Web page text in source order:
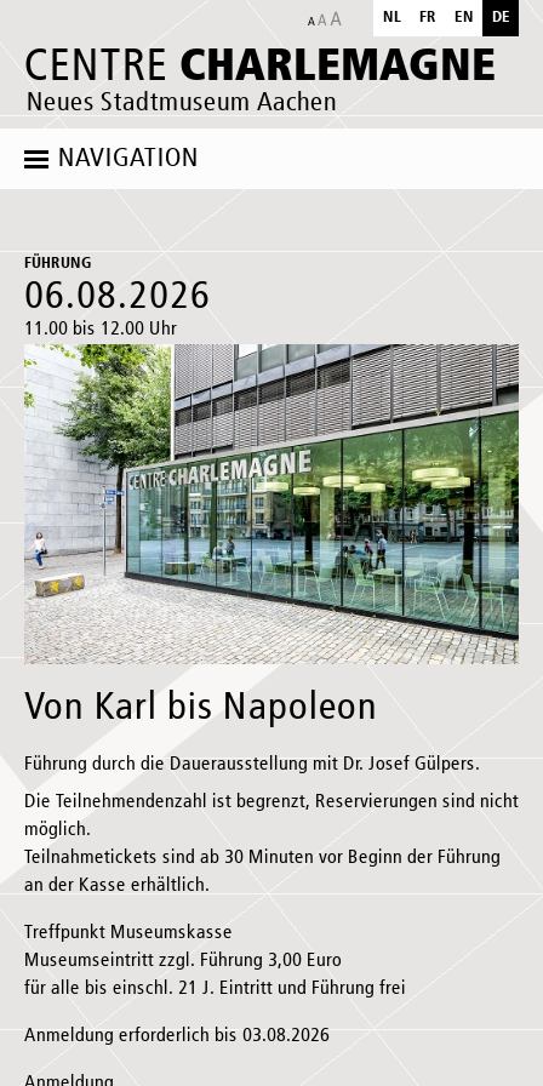
CENTRE CHARLEMAGNE
Neues Stadtmuseum Aachen
NL FR EN DE
NAVIGATION
FÜHRUNG
06.08.2026
11.00 bis 12.00 Uhr
Von Karl bis Napoleon
Führung durch die Dauerausstellung mit Dr. Josef Gülpers.
Die Teilnehmendenzahl ist begrenzt, Reservierungen sind nicht
möglich.
Teilnahmetickets sind ab 30 Minuten vor Beginn der Führung
an der Kasse erhältlich.
Treffpunkt Museumskasse
Museumseintritt zzgl. Führung 3,00 Euro
für alle bis einschl. 21 J. Eintritt und Führung frei
Anmeldung erforderlich bis 03.08.2026